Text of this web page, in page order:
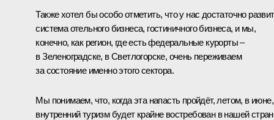
Также хотел бы особо отметить, что у нас достаточно
система отельного бизнеса, гостиничного бизнеса, и мы,
конечно, как регион, где есть федеральные курорты –
в Зеленоградске, в Светлогорске, очень переживаем
за состояние именно этого сектора.
Мы понимаем, что, когда эта напасть пройдёт, летом, в июне,
внутренний туризм будет крайне востребован в нашей